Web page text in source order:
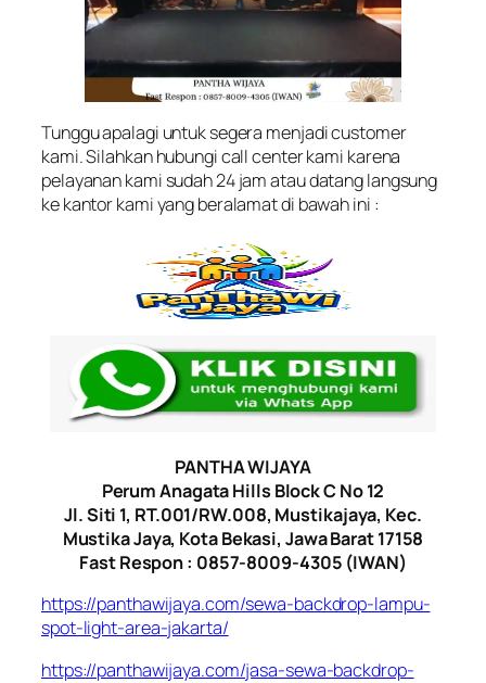
Tunggu apalagi untuk segera menjadi customer
kami. Silahkan hubungi call center kami karena
pelayanan kami sudah 24 jam atau datang langsung
ke kantor kami yang beralamat di bawah ini :
PANTHA WIJAYA
Perum Anagata Hills Block C No 12
Jl. Siti 1, RT.001/RW.008, Mustikajaya, Kec.
Mustika Jaya, Kota Bekasi, Jawa Barat 17158
Fast Respon : 0857-8009-4305 (IWAN)
https://panthawijaya.com/sewa-backdrop-lampu-
spot-light-area-jakarta/
https://panthawijaya.com/jasa-sewa-backdrop-